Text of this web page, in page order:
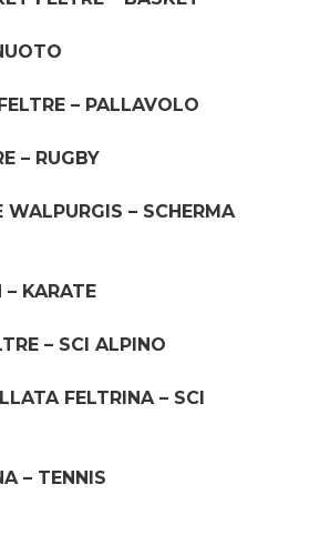
– PALLAVOLO
– RUGBY
WALPURGIS – SCHERMA
– KARATE
– SCI ALPINO
FELTRINA – SCI
– TENNIS